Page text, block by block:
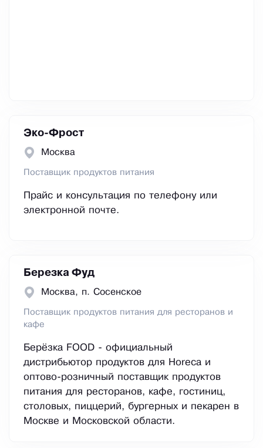
Эко-Фрост
Москва
Поставщик продуктов питания
Прайс и консультация по телефону или
электронной почте.
Березка Фуд
Москва, п. Сосенское
Поставщик продуктов питания для ресторанов и
кафе
Берёзка FOOD - официальный
дистрибьютор продуктов для Horeca и
оптово-розничный поставщик продуктов
питания для ресторанов, кафе, гостиниц,
столовых, пиццерий, бургерных и пекарен в
Москве и Московской области.